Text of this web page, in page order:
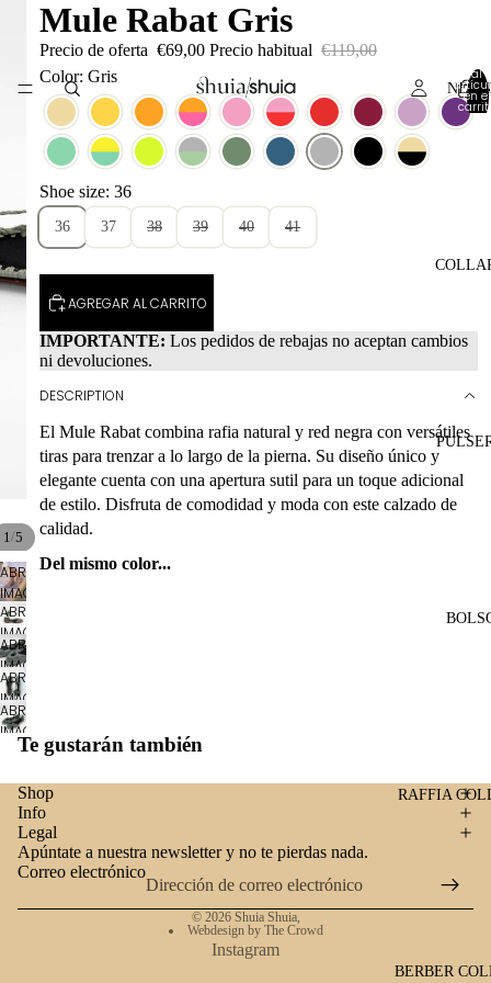
NEW
RAFFIA
BERBER
Total
en el
0
1 /5
ABRIR
IMAGEN
A
PANTALLA
COMPLETA
ABRIR
IMAGEN
A
PANTALLA
COMPLETA
ABRIR
IMAGEN
A
PANTALLA
COMPLETA
ABRIR
IMAGEN
A
PANTALLA
COMPLETA
ABRIR
IMAGEN
COMPLETA
Mule Rabat Gris
Precio de oferta €69,00 Precio habitual €119,00
Color: Gris
Shoe size: 36
36 37 38 39 40 41
AGREGAR AL CARRITO
IMPORTANTE: Los pedidos de rebajas no aceptan cambios
ni devoluciones.
DESCRIPTION
El Mule Rabat combina rafia natural y red negra con versátiles
tiras para trenzar a lo largo de la pierna. Su diseño único y
elegante cuenta con una apertura sutil para un toque adicional
de estilo. Disfruta de comodidad y moda con este calzado de
calidad.
Del mismo color...
Te gustarán también
Shop
Info
Legal
Apúntate a nuestra newsletter y no te pierdas nada.
Correo electrónico
© 2026 Shuia Shuia,
Webdesign by The Crowd
Instagram